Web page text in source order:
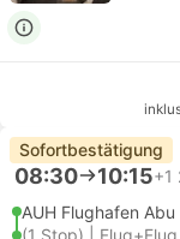
Sofortbestätigung
08:30 10:15+1
AUH Flughafen Abu
(1 Stop) | Flug+Flug